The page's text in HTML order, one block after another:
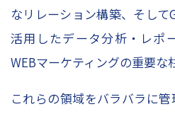
なリレーション構築、そし
活用したデータ分析・レポ
WEBマーケティングの重要な
これらの領域をバラバラに